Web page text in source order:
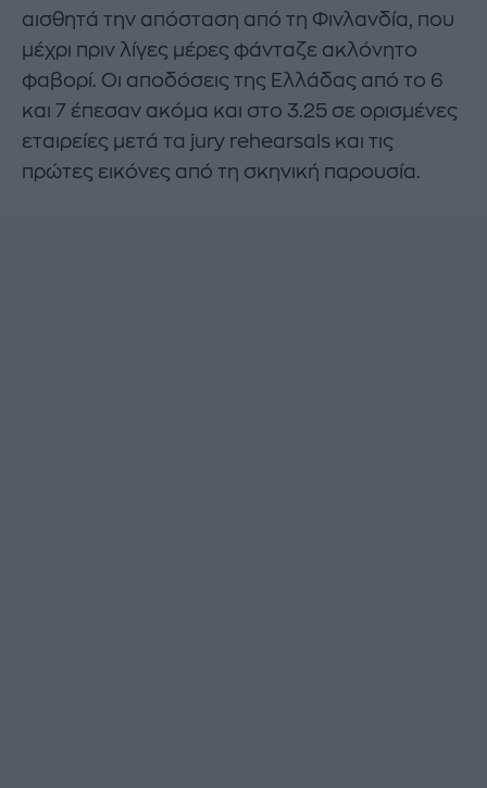
αισθητά την απόσταση από τη Φινλανδία, που
μέχρι πριν λίγες μέρες φάνταζε ακλόνητο
φαβορί. Οι αποδόσεις της Ελλάδας από το 6
και 7 έπεσαν ακόμα και στο 3.25 σε ορισμένες
εταιρείες μετά τα jury rehearsals και τις
πρώτες εικόνες από τη σκηνική παρουσία.